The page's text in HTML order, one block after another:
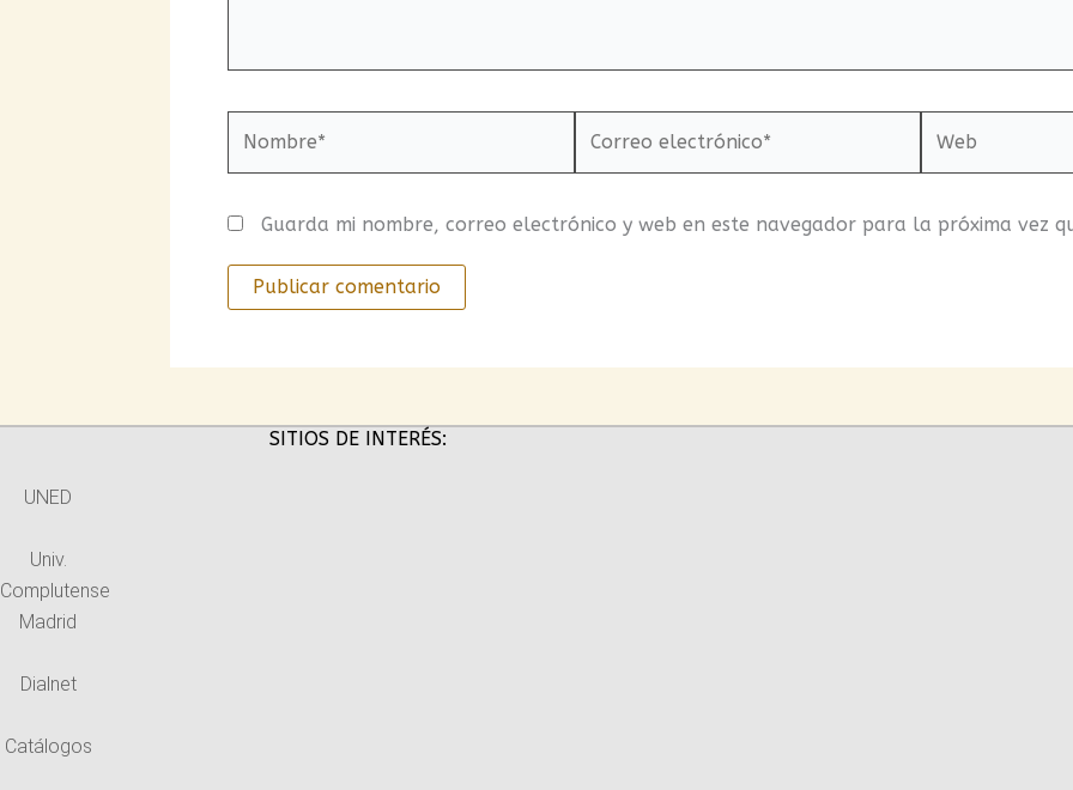
electrónico*
Guarda mi nombre, correo electrónico y web en este navegador para la próxima vez
SITIOS DE INTERÉS:
UNED
Univ.
Complutense
Madrid
Dialnet
Catálogos